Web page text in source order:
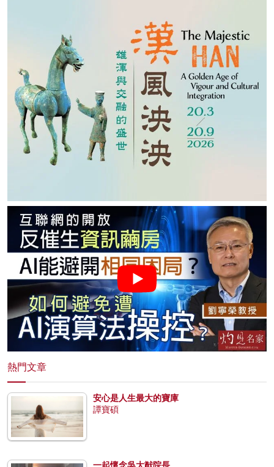
熱門文章
安心是人生最大的寶庫
譚寶碩